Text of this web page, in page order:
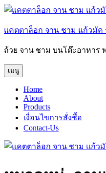
ข้าม
ยัง
บทความ
แคตตาล็อก จาน ชาม แก้วมัค
ถ้วย จาน ชาม บนโต๊ะอาหาร
เมนู
Home
About
Products
เงื่อนไขการสั่งชื้อ
Contact-Us